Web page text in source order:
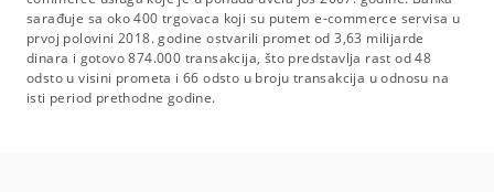
sarađuje sa oko 400 trgovaca koji su putem e-commerce servisa u
prvoj polovini 2018. godine ostvarili promet od 3,63 milijarde
dinara i gotovo 874.000 transakcija, što predstavlja rast od 48
odsto u visini prometa i 66 odsto u broju transakcija u odnosu na
isti period prethodne godine.